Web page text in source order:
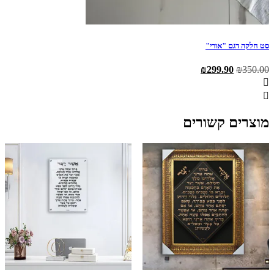
סט חלקה דגם "אורי"
₪350.00
המחיר ₪299.90
מוצרים קשורים